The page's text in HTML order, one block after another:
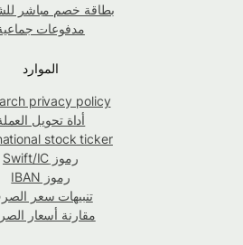
بطاقة خصم مباشر
مدفوعات
الموارد
privacy policy
أداة تحويل
stock ticker
رموز Swift/IC
رموز IBAN
تنبيهات سعر
مقارنة أسعار